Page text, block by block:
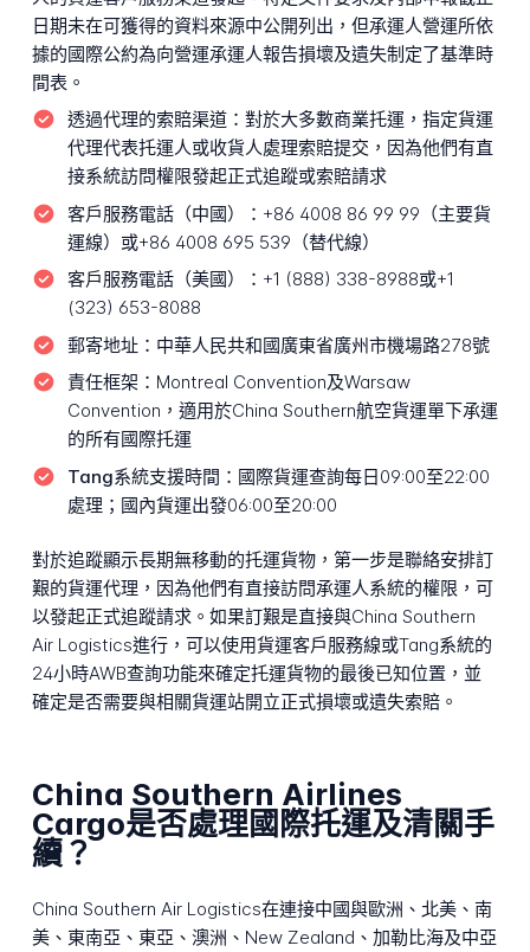
日期未在可獲得的資料來源中公開列出，但承運人營運所依
據的國際公約為向營運承運人報告損壞及遺失制定了基準時
間表。
透過代理的索賠渠道： 對於大多數商業托運，指定貨運
代理代表托運人或收貨人處理索賠提交，因為他們有直
接系統訪問權限發起正式追蹤或索賠請求
客戶服務電話（中國）： +86 4008 86 99 99（主要貨
運線）或+86 4008 695 539（替代線）
客戶服務電話（美國）： +1 (888) 338-8988或+1
(323) 653-8088
郵寄地址： 中華人民共和國廣東省廣州市機場路278號
責任框架： Montreal Convention及Warsaw
Convention，適用於China Southern航空貨運單下承運
的所有國際托運
Tang系統支援時間： 國際貨運查詢每日09:00至22:00
處理；國內貨運出發06:00至20:00
對於追蹤顯示長期無移動的托運貨物，第一步是聯絡安排訂
艱的貨運代理，因為他們有直接訪問承運人系統的權限，可
以發起正式追蹤請求。如果訂艱是直接與China Southern
Air Logistics進行，可以使用貨運客戶服務線或Tang系統的
24小時AWB查詢功能來確定托運貨物的最後已知位置，並
確定是否需要與相關貨運站開立正式損壞或遺失索賠。
China Southern Airlines
Cargo是否處理國際托運及清關手
續？
China Southern Air Logistics在連接中國與歐洲、北美、南
美、東南亞、東亞、澳洲、New Zealand、加勒比海及中亞